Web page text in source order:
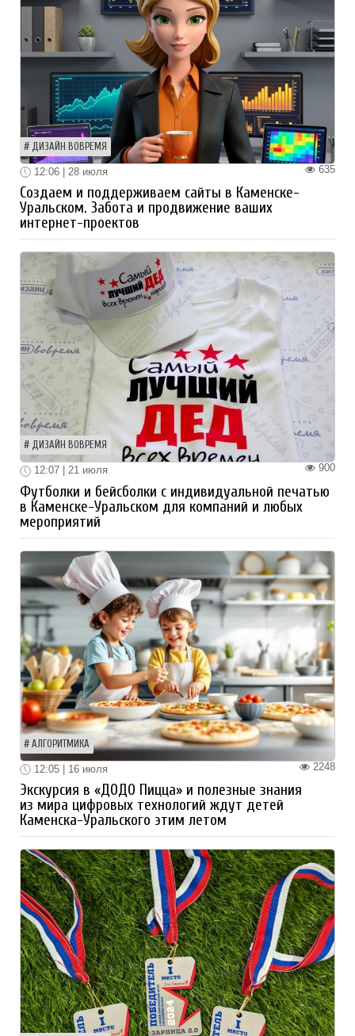
ДИЗАЙН ВОВРЕМЯ
635
12:06 | 28 июля
Создаем и поддерживаем сайты в Каменске-
Уральском. Забота и продвижение ваших
интернет-проектов
ДИЗАЙН ВОВРЕМЯ
900
12:07 | 21 июля
Футболки и бейсболки с индивидуальной печатью
в Каменске-Уральском для компаний и любых
мероприятий
АЛГОРИТМИКА
2248
12:05 | 16 июля
Экскурсия в «ДОДО Пицца» и полезные знания
из мира цифровых технологий ждут детей
Каменска-Уральского этим летом